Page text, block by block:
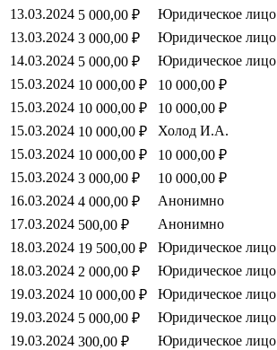
13.03.2024 5 000,00 ₽
Юридическое лицо
13.03.2024 3 000,00 ₽
Юридическое лицо
14.03.2024 5 000,00 ₽
Юридическое лицо
15.03.2024 10 000,00 ₽
10 000,00 ₽
15.03.2024 10 000,00 ₽
10 000,00 ₽
15.03.2024 10 000,00 ₽
Холод И.А.
15.03.2024 10 000,00 ₽
10 000,00 ₽
15.03.2024 3 000,00 ₽
10 000,00 ₽
16.03.2024 4 000,00 ₽
Анонимно
17.03.2024 500,00 ₽
Анонимно
18.03.2024 19 500,00 ₽
Юридическое лицо
18.03.2024 2 000,00 ₽
Юридическое лицо
19.03.2024 10 000,00 ₽
Юридическое лицо
19.03.2024 5 000,00 ₽
Юридическое лицо
19.03.2024 300,00 ₽
Юридическое лицо